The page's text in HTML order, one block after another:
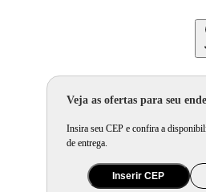
Veja as ofertas para seu
Insira seu CEP e confira a
de entrega.
Inserir CEP